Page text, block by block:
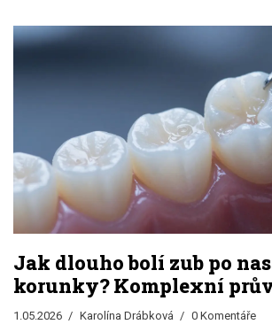
Jak dlouho bolí zub po
korunky? Komplexní
bolestí a léky
1.05.2026 Karolína Drábková 0 Komentáře